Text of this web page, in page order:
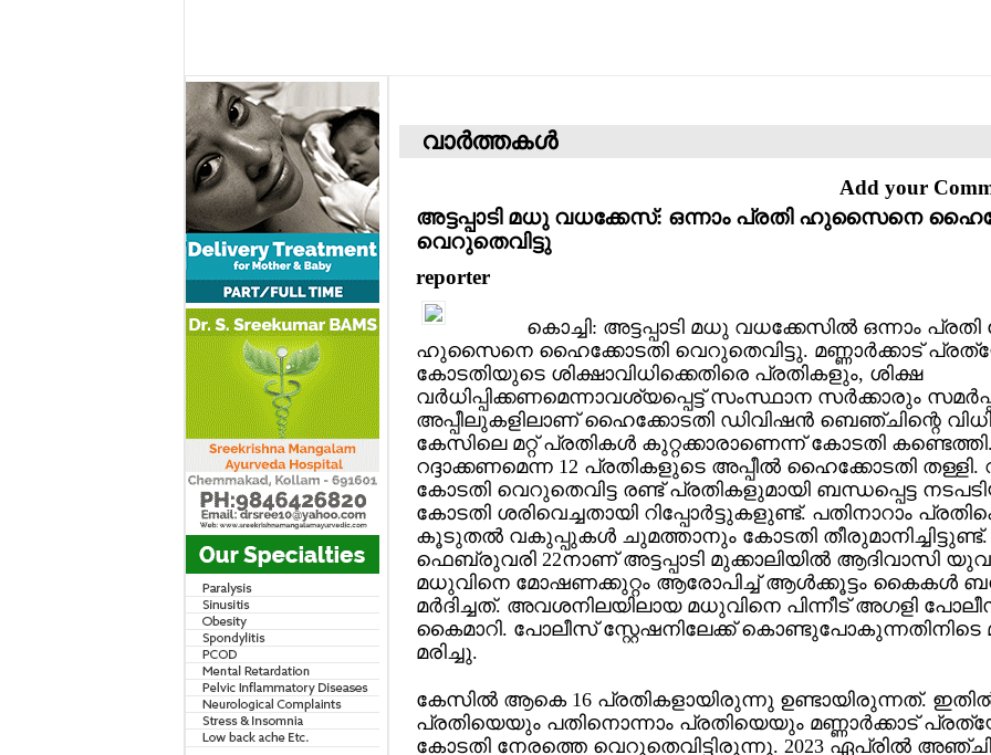
വാര്‍ത്തകള്‍
Add your
അട്ടപ്പാടി മധു വധക്കേസ്: ഒന്നാം പ്രതി ഹുസൈനെ
വെറുതെവിട്ടു
reporter
കൊച്ചി: അട്ടപ്പാടി മധു വധക്കേസില്‍ ഒന്നാം പ്രതി
ഹുസൈനെ ഹൈക്കോടതി വെറുതെവിട്ടു. മണ്ണാര്‍ക്കാട്
കോടതിയുടെ ശിക്ഷാവിധിക്കെതിരെ പ്രതികളും, ശിക്ഷ
വര്‍ധിപ്പിക്കണമെന്നാവശ്യപ്പെട്ട് സംസ്ഥാന സര്‍ക്കാരും
അപ്പീലുകളിലാണ് ഹൈക്കോടതി ഡിവിഷന്‍ ബെഞ്ചിന്റെ
കേസിലെ മറ്റ് പ്രതികള്‍ കുറ്റക്കാരാണെന്ന് കോടതി
റദ്ദാക്കണമെന്ന 12 പ്രതികളുടെ അപ്പീല്‍ ഹൈക്കോടതി തള്ളി.
കോടതി വെറുതെവിട്ട രണ്ട് പ്രതികളുമായി ബന്ധപ്പെട്ട
കോടതി ശരിവെച്ചതായി റിപ്പോര്‍ട്ടുകളുണ്ട്. പതിനാറാം
കൂടുതല്‍ വകുപ്പുകള്‍ ചുമത്താനും കോടതി തീരുമാനിച്ചിട്ടുണ്ട്.
ഫെബ്രുവരി 22നാണ് അട്ടപ്പാടി മുക്കാലിയില്‍ ആദിവാസി
മധുവിനെ മോഷണക്കുറ്റം ആരോപിച്ച് ആള്‍ക്കൂട്ടം കൈകള്‍
മര്‍ദിച്ചത്. അവശനിലയിലായ മധുവിനെ പിന്നീട് അഗളി
കൈമാറി. പോലീസ് സ്റ്റേഷനിലേക്ക്
മരിച്ചു.
കേസില്‍ ആകെ 16 പ്രതികളായിരുന്നു ഉണ്ടായിരുന്നത്.
പ്രതിയെയും പതിനൊന്നാം പ്രതിയെയും മണ്ണാര്‍ക്കാട്
കോടതി നേരത്തെ വെറുതെവിട്ടിരുന്നു. 2023 ഏപ്രില്‍